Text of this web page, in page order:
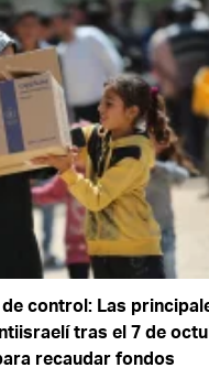
control: Las
tras el 7 de
recaudar fondos